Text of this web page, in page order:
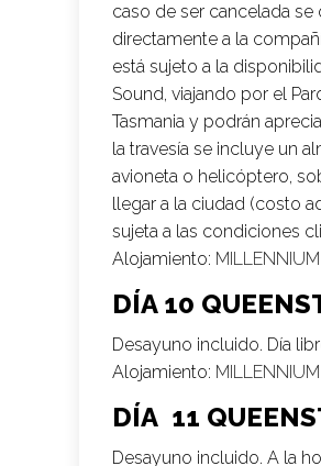
caso de ser cancelada
directamente a la
está sujeto a la
Sound, viajando por el
Tasmania y podrán
la travesía se incluye un
avioneta o helicóptero,
llegar a la ciudad (costo
sujeta a las condiciones
Alojamiento:
DÍA 10
Desayuno incluido. Día
Alojamiento:
DÍA 11
Desayuno incluido. A la